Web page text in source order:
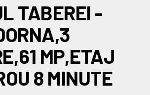
TABEREI -
MP,ETAJ
8 MINUTE